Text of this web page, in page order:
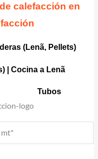
calefacción en
(Lenã, Pellets)
| Cocina a Lenã
Tubos
mt"